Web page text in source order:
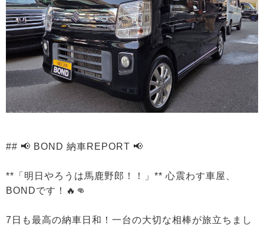
## 📢 BOND 納車REPORT 📢
**「明日やろうは馬鹿野郎！！」** 心震わす車屋、
BONDです！🔥👊
7日も最高の納車日和！一台の大切な相棒が旅立ちまし